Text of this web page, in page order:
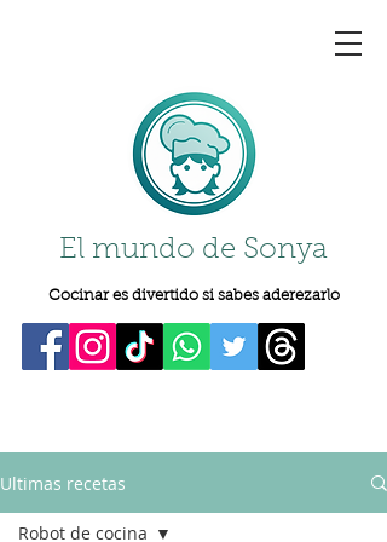
El mundo de Sonya
Cocinar es divertido si sabes aderezarlo
Ultimas recetas
Robot de cocina